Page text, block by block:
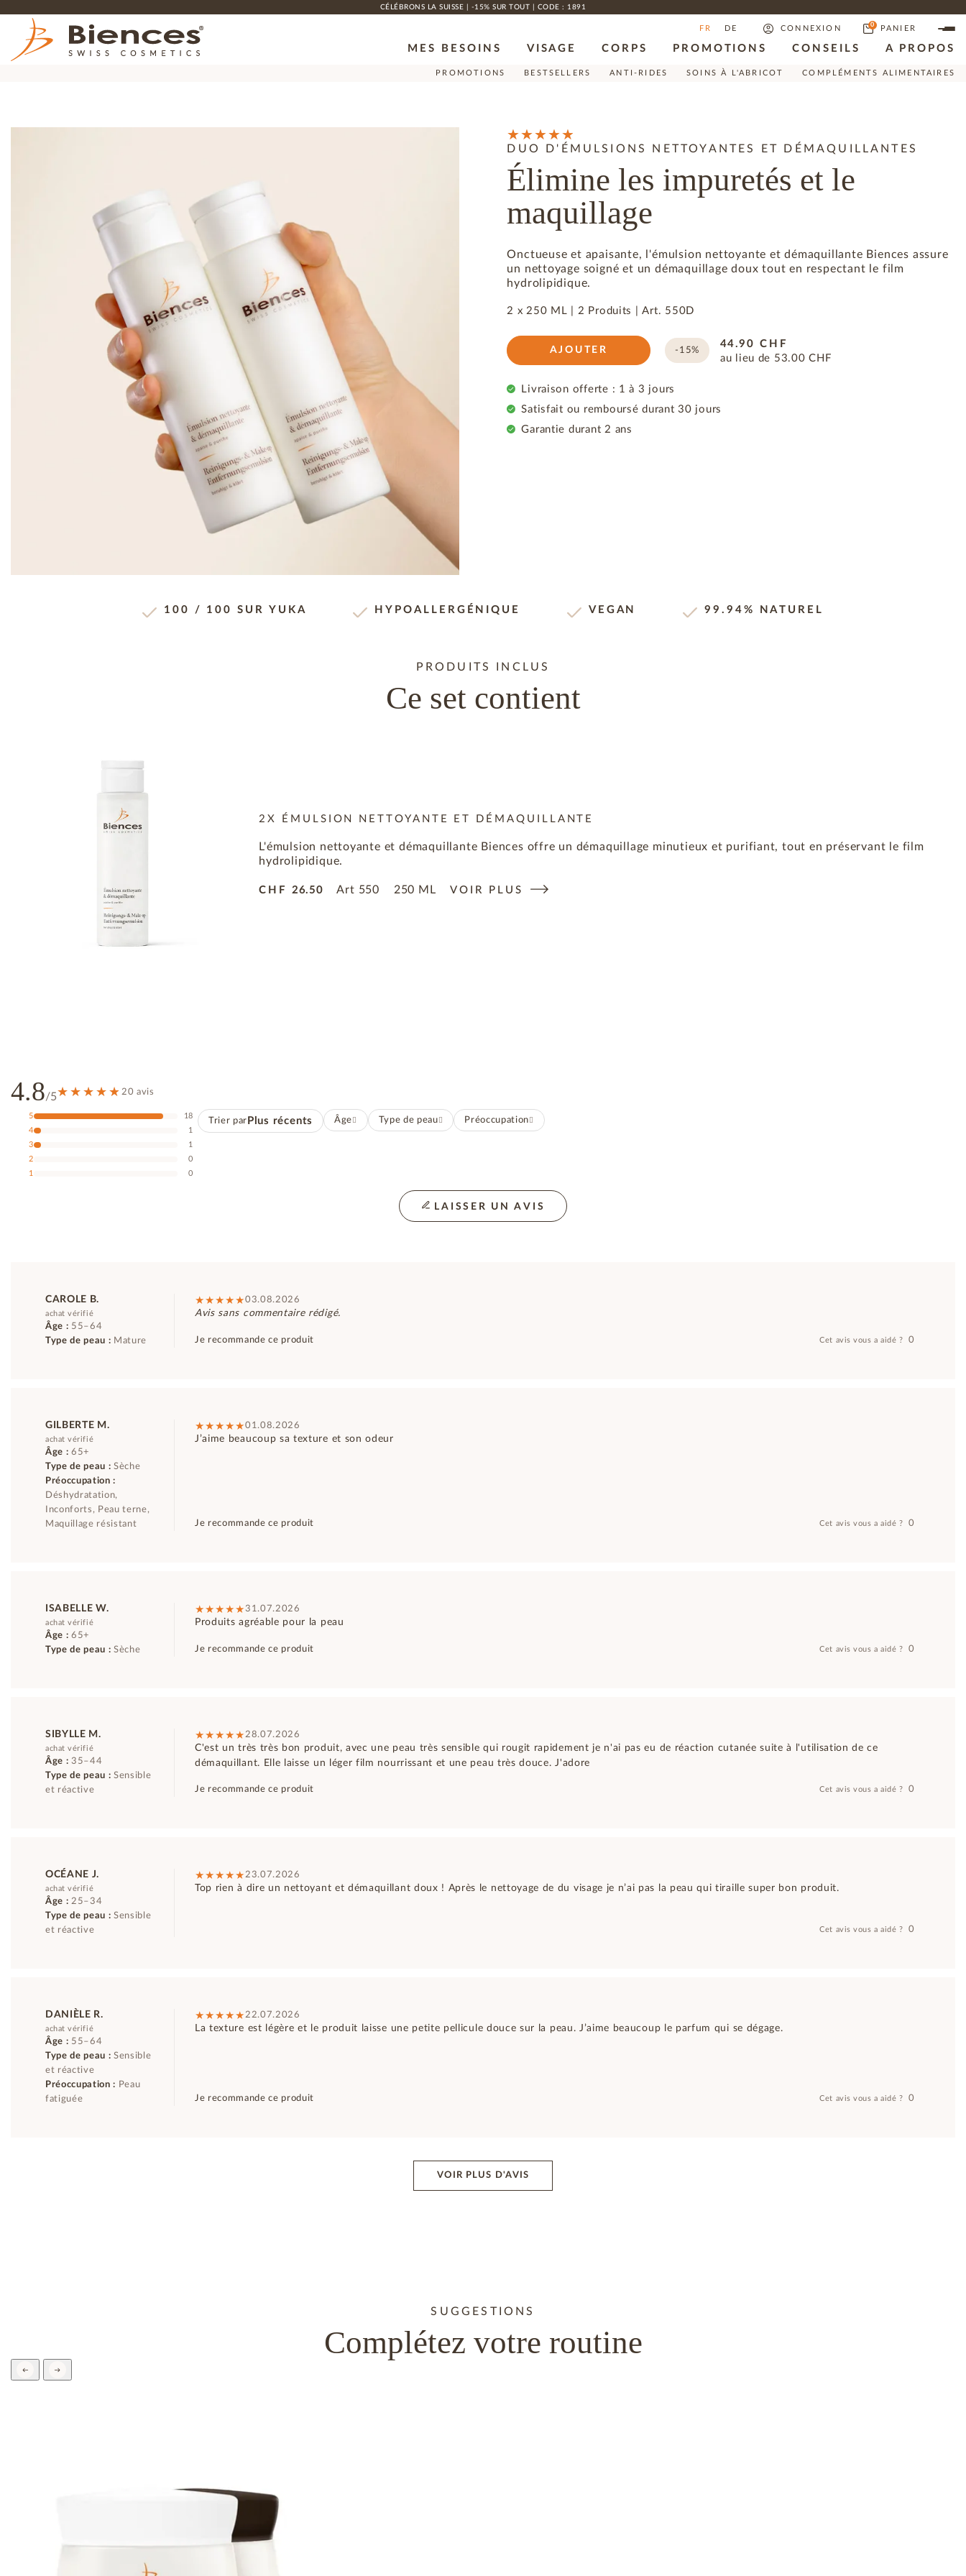
CÉLÉBRONS LA SUISSE | -15% SUR TOUT | CODE : 1891
FR DE CONNEXION 0 PANIER
MES BESOINS VISAGE CORPS PROMOTIONS CONSEILS A PROPOS
PROMOTIONS BESTSELLERS ANTI-RIDES SOINS À L'ABRICOT COMPLÉMENTS ALIMENTAIRES
DUO D'ÉMULSIONS NETTOYANTES ET DÉMAQUILLANTES
Élimine les impuretés et le
maquillage
Onctueuse et apaisante, l'émulsion nettoyante et démaquillante Biences assure
un nettoyage soigné et un démaquillage doux tout en respectant le film
hydrolipidique.
2 x 250 ML | 2 Produits |Art. 550D
AJOUTER -15%
44.90 CHF
au lieu de 53.00 CHF
Livraison offerte : 1 à 3 jours
Satisfait ou remboursé durant 30 jours
Garantie durant 2 ans
100 / 100 SUR YUKA HYPOALLERGÉNIQUE VEGAN 99.94% NATUREL
PRODUITS INCLUS
Ce set contient
2X ÉMULSION NETTOYANTE ET DÉMAQUILLANTE
L'émulsion nettoyante et démaquillante Biences offre un démaquillage minutieux et purifiant, tout en préservant le film
hydrolipidique.
CHF 26.50 Art 550 250 ML VOIR PLUS
4.8/5 20 avis
5
18
4
1
3
1
2
0
1
0
Trier par Plus récents Âge Type de peau Préoccupation
LAISSER UN AVIS
CAROLE B.
achat vérifié
Âge : 55–64
Type de peau : Mature
03.08.2026
Avis sans commentaire rédigé.
Je recommande ce produit Cet avis vous a aidé ? 0
GILBERTE M.
achat vérifié
Âge : 65+
Type de peau : Sèche
Préoccupation :
Déshydratation,
Inconforts, Peau terne,
Maquillage résistant
01.08.2026
J’aime beaucoup sa texture et son odeur
Je recommande ce produit Cet avis vous a aidé ? 0
ISABELLE W.
achat vérifié
Âge : 65+
Type de peau : Sèche
31.07.2026
Produits agréable pour la peau
Je recommande ce produit Cet avis vous a aidé ? 0
SIBYLLE M.
achat vérifié
Âge : 35–44
Type de peau : Sensible
et réactive
28.07.2026
C'est un très très bon produit, avec une peau très sensible qui rougit rapidement je n'ai pas eu de réaction cutanée suite à l'utilisation de ce
démaquillant. Elle laisse un léger film nourrissant et une peau très douce. J'adore
Je recommande ce produit Cet avis vous a aidé ? 0
OCÉANE J.
achat vérifié
Âge : 25–34
Type de peau : Sensible
et réactive
23.07.2026
Top rien à dire un nettoyant et démaquillant doux ! Après le nettoyage de du visage je n’ai pas la peau qui tiraille super bon produit.
Cet avis vous a aidé ? 0
DANIÈLE R.
achat vérifié
Âge : 55–64
Type de peau : Sensible
et réactive
Préoccupation : Peau
fatiguée
22.07.2026
La texture est légère et le produit laisse une petite pellicule douce sur la peau. J’aime beaucoup le parfum qui se dégage.
Je recommande ce produit Cet avis vous a aidé ? 0
VOIR PLUS D'AVIS
SUGGESTIONS
Complétez votre routine